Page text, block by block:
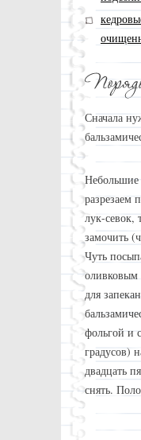
Сначала
Небольшие
разрезаем
лук-севок,
замочить
Чуть
для
фольгой и
градусов)
двадцать
снять.